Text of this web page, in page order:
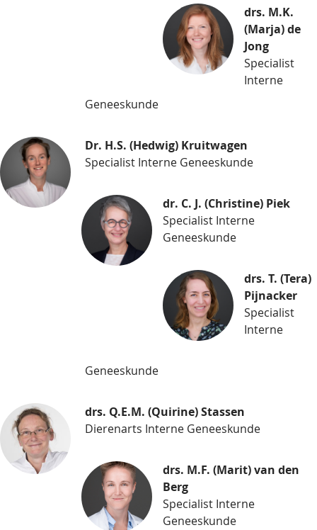
drs. M.K.
(Marja) de
Jong
Specialist
Interne
Geneeskunde
Dr. H.S. (Hedwig) Kruitwagen
Specialist Interne Geneeskunde
dr. C. J. (Christine) Piek
Specialist Interne
Geneeskunde
drs. T. (Tera)
Pijnacker
Specialist
Interne
Geneeskunde
drs. Q.E.M. (Quirine) Stassen
Dierenarts Interne Geneeskunde
drs. M.F. (Marit) van den
Berg
Specialist Interne
Geneeskunde